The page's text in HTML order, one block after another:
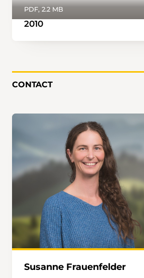
2010
PDF, 2.2 MB
CONTACT
Susanne Frauenfelder